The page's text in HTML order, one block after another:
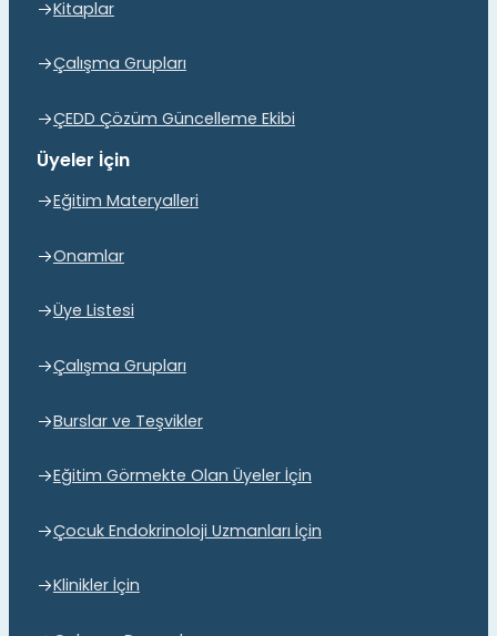
Kitaplar
Çalışma Grupları
ÇEDD Çözüm Güncelleme Ekibi
Üyeler İçin
Eğitim Materyalleri
Onamlar
Üye Listesi
Çalışma Grupları
Burslar ve Teşvikler
Eğitim Görmekte Olan Üyeler İçin
Çocuk Endokrinoloji Uzmanları İçin
Klinikler İçin